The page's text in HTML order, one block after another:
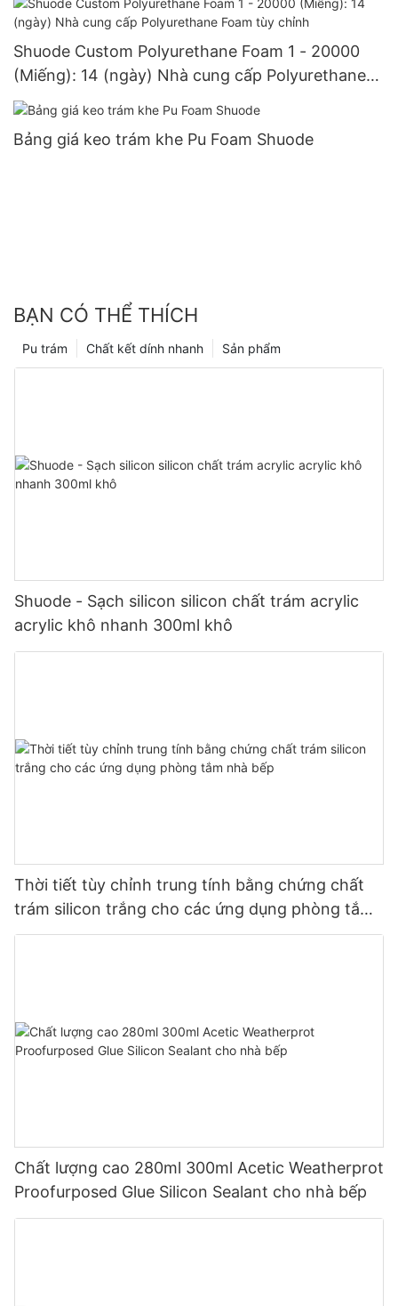
Shuode Custom Polyurethane Foam 1 - 20000
(Miếng): 14 (ngày) Nhà cung cấp Polyurethane
Foam tùy chỉnh
Bảng giá keo trám khe Pu Foam Shuode
BẠN CÓ THỂ THÍCH
Sản phẩm
Chất kết dính nhanh
Pu trám
Shuode - Sạch silicon silicon chất trám acrylic
acrylic khô nhanh 300ml khô
Thời tiết tùy chỉnh trung tính bằng chứng chất
trám silicon trắng cho các ứng dụng phòng tắm
nhà bếp
Chất lượng cao 280ml 300ml Acetic Weatherprot
Proofurposed Glue Silicon Sealant cho nhà bếp